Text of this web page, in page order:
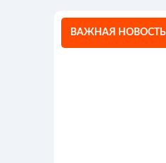
ВАЖНАЯ НОВОСТЬ